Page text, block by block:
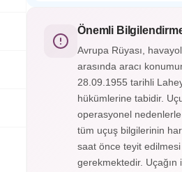
bir açık hava müzesidir.
doyamayacağınız sokaklarının
şeridine konumlandırılmış tahta
dükkanları, hediyelik eşya
leziz balıklar yiyebileceğiniz
peynir fabrikalarıyla
nasıl geçtiğini
Önemli
Avrupa Rüyası,
arasında aracı
28.09.1955 tarihli
hükümlerine tabidir.
operasyonel
tüm uçuş bilgilerinin
saat önce teyit edilmesi
gerekmektedir. Uçağın